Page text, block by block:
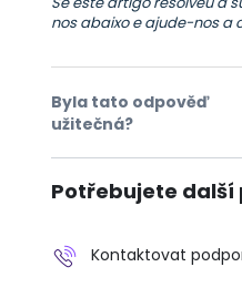
nos abaixo e ajude-nos a
Byla tato odpověď
užitečná?
Potřebujete další
Kontaktovat